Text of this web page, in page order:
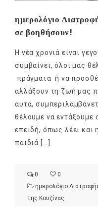
ημερολόγιο
σε βοηθήσουν!
Η νέα χρονιά είναι
συμβαίνει, όλοι μας
πράγματα ή να
αλλάξουν τη ζωή μας
αυτά,
θέλουμε να εντάξουμε
επειδή, όπως λέει και
παιδιά […]
0
0
ημερολόγιο
της Κουζίνας